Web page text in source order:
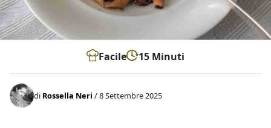
Facile 15 Minuti
di Rossella Neri / 8 Settembre 2025